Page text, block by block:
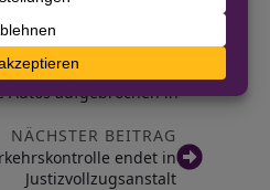
Autos aufgebrochen in
NÄCHSTER BEITRAG
endet in
Justizvollzugsanstalt